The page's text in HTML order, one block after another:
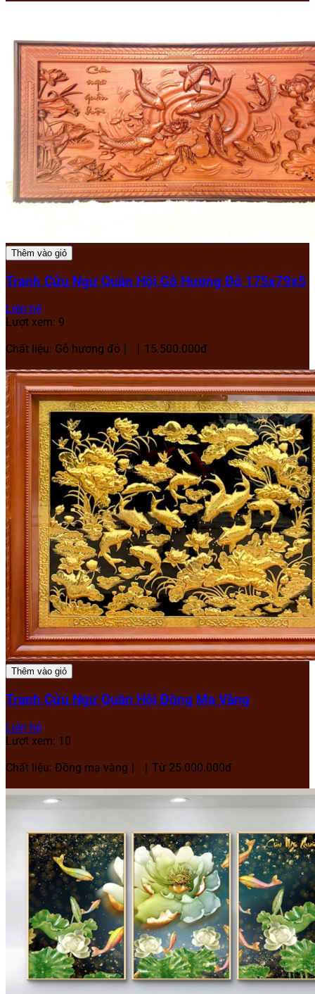
Thêm vào giỏ
Tranh Cửu Ngư Quần Hội Gỗ Hương Đỏ 175x79x5
Liên hệ
Lượt xem: 9
Chất liệu: Gỗ hương đỏ
15.500.000đ
Thêm vào giỏ
Tranh Cửu Ngư Quần Hội Đồng Mạ Vàng
Liên hệ
Lượt xem: 10
Chất liệu: Đồng mạ vàng
Từ 25.000.000đ